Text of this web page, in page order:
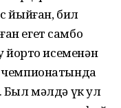
йыйған, бил
егет самбо
йорто исеменән
чемпионатында
Был мәлдә үк ул